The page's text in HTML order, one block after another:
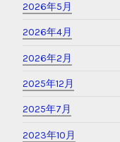
2026年5月
2026年4月
2026年2月
2025年12月
2025年7月
2023年10月